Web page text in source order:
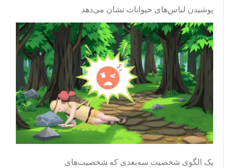
پوشیدن لباس‌های حیوانات نشان می‌دهد
یک الگوی شخصیت سه‌بعدی که شخصیت‌های